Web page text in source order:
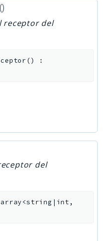
receptor del
()
:
del
array<string|int,